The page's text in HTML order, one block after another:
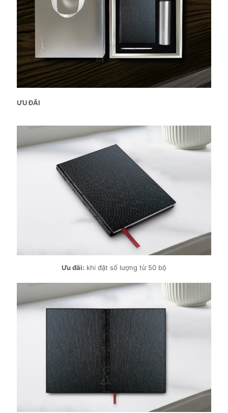
ƯU ĐÃI
Ưu đãi: khi đặt số lượng từ 50 bộ